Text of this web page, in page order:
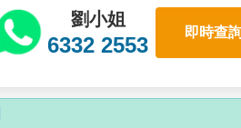
劉小姐
6332 2553
即時查